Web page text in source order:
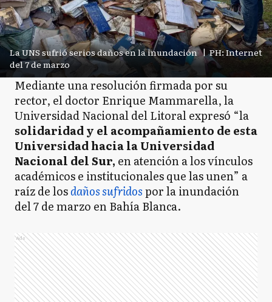
La UNS sufrió serios daños en la inundación
del 7 de marzo
| PH: Internet
Mediante una resolución firmada por su
rector, el doctor Enrique Mammarella, la
Universidad Nacional del Litoral expresó “la
solidaridad y el acompañamiento de esta
Universidad hacia la Universidad
Nacional del Sur, en atención a los vínculos
académicos e institucionales que las unen” a
raíz de losdaños sufridospor la inundación
del 7 de marzo en Bahía Blanca.
Ads